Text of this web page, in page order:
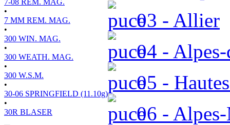
7-08 REM. MAG.
•
7 MM REM. MAG.
•
300 WIN. MAG.
•
300 WEATH. MAG.
•
300 W.S.M.
•
30-06 SPRINGFIELD (11.10g)
•
30R BLASER
03 - Allier
04 - Alpes-
05 -
06 -